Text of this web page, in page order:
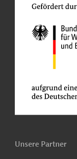
Unsere Partner